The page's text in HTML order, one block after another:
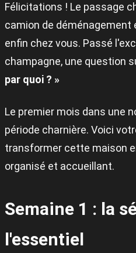
Félicitations ! Le passage
camion de
enfin chez vous. Passé
champagne, une question
par quoi ? »
Le premier mois dans une
période charnière. Voici
transformer cette maison
organisé et accueillant.
Semaine 1 : la
l'essentiel